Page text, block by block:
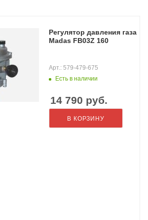
Регулятор давления газа
Madas FB03Z 160
Есть в наличии
Арт.: 579-479-675
14 790 руб.
В КОРЗИНУ